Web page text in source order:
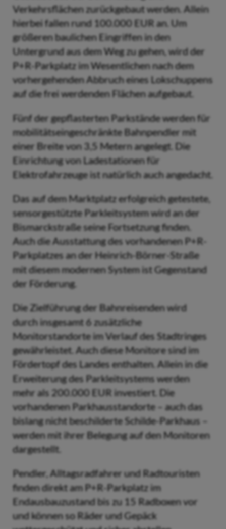
Verkehrsflächen zurückgebaut werden. Allein
hierbei fallen rund 100.000 EUR an. Um
größeren baulichen Eingriffen in den
Untergrund aus dem Weg zu gehen, wird der
P+R-Parkplatz im Wesentlichen nach dem
vorhergehenden Abbruch eines Lokschuppens
auf die frei werdenden Flächen aufgebaut.
Fünf der gepflasterten Parkstände werden für
mobilitätseingeschränkte Bahnpendler mit
einer Breite von 3,5 Metern angelegt. Die
Einrichtung von Ladestationen für
Elektrofahrzeuge ist natürlich auch angedacht.
Das auf dem Marktplatz erfolgreich getestete,
sensorgestützte Parkleitsystem wird an der
Bismarckstraße seine Fortsetzung finden.
Auch die Ausstattung des vorhandenen P+R-
Parkplatzes an der Heinrich-Börner-Straße
mit diesem modernen System ist Gegenstand
der Förderung.
Die Zielführung der Bahnreisenden wird
durch insgesamt 6 zusätzliche
Monitorstandorte im Verlauf des Stadtringes
gewährleistet. Auch diese Monitore sind im
Fördertopf des Landes enthalten. Allein in die
Erweiterung des Parkleitsystems werden
mehr als 200.000 EUR investiert. Die
vorhandenen Parkhausstandorte – auch das
bislang nicht beschilderte Schilde-Parkhaus –
werden mit ihrer Belegung auf den Monitoren
dargestellt.
Pendler, Alltagsradfahrer und Radtouristen
finden direkt am P+R-Parkplatz im
Endausbauzustand bis zu 15 Radboxen vor
und können so Räder und Gepäck